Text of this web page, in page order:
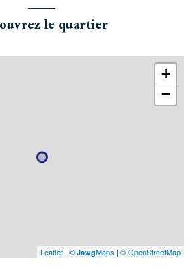
le quartier
+
−
Leaflet | © JawgMaps | © OpenStreetMap